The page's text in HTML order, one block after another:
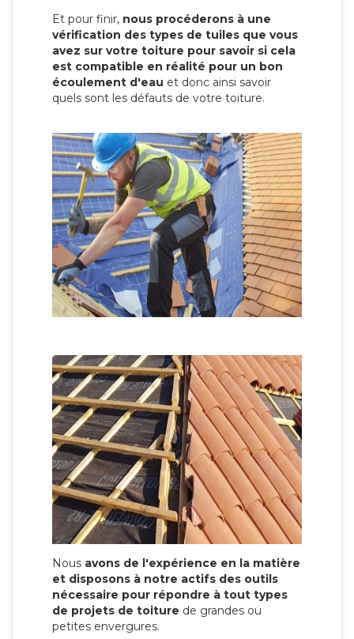
Et pour finir, nous procéderons à une
vérification des types de tuiles que vous
avez sur votre toiture pour savoir si cela
est compatible en réalité pour un bon
écoulement d'eau et donc ainsi savoir
quels sont les défauts de votre toiture.
Nous avons de l'expérience en la matière
et disposons à notre actifs des outils
nécessaire pour répondre à tout types
de projets de toiture de grandes ou
petites envergures.